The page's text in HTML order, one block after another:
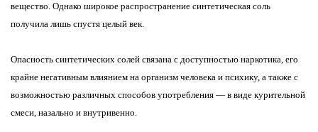
вещество. Однако широкое распространение синтетическая соль
получила лишь спустя целый век.
Опасность синтетических солей связана с доступностью наркотика, его
крайне негативным влиянием на организм человека и психику, а также с
возможностью различных способов употребления — в виде курительной
смеси, назально и внутривенно.